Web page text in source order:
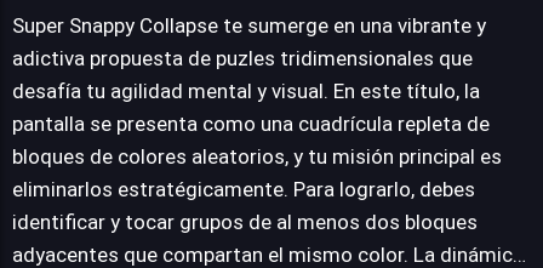
JUEGALO AHORA
Super Snappy Collapse te sumerge en una vibrante y
adictiva propuesta de puzles tridimensionales que
desafía tu agilidad mental y visual. En este título, la
pantalla se presenta como una cuadrícula repleta de
bloques de colores aleatorios, y tu misión principal es
eliminarlos estratégicamente. Para lograrlo, debes
identificar y tocar grupos de al menos dos bloques
adyacentes que compartan el mismo color. La dinámica